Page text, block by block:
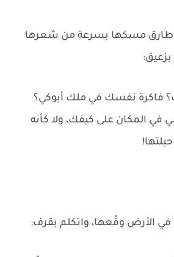
طارق مسكها بسرعة من شعرها
بزعيق:
فاكرة نفسك في ملك أبوكي؟
في المكان على كيفك، ولا كأنه
في الأرض وقّعها، واتكلم بقرف: